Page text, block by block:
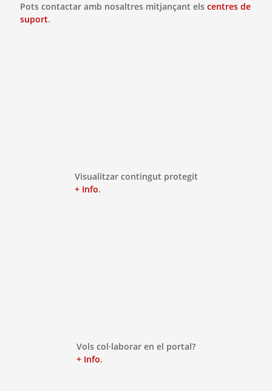
Pots contactar amb nosaltres mitjançant els centres de
suport.
Visualitzar contingut protegit
+ Info.
Vols col·laborar en el portal?
+ Info.